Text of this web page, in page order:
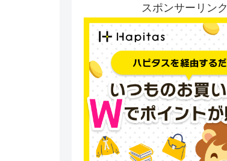
スポンサーリンク